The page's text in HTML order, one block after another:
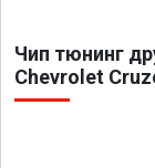
Чип тюнинг
Chevrolet